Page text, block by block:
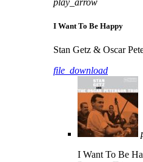
play_arrow
I Want To Be Happy
Stan Getz & Oscar
file_download
I Want To Be